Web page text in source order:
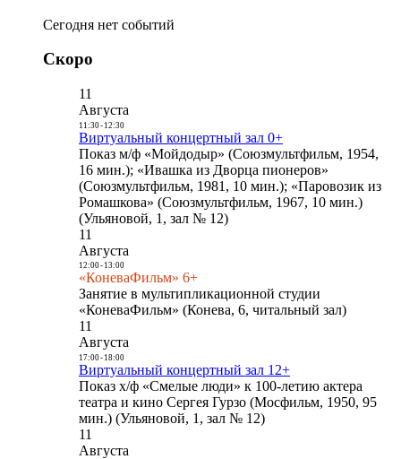
Сегодня нет событий
Скоро
11
Августа
11:30- 12:30
Виртуальный концертный зал 0+
Показ м/ф «Мойдодыр» (Союзмультфильм, 1954,
16 мин.); «Ивашка из Дворца пионеров»
(Союзмультфильм, 1981, 10 мин.); «Паровозик из
Ромашкова» (Союзмультфильм, 1967, 10 мин.)
(Ульяновой, 1, зал № 12)
11
Августа
12:00- 13:00
«КоневаФильм» 6+
Занятие в мультипликационной студии
«КоневаФильм» (Конева, 6, читальный зал)
11
Августа
17:00- 18:00
Виртуальный концертный зал 12+
Показ х/ф «Смелые люди» к 100-летию актера
театра и кино Сергея Гурзо (Мосфильм, 1950, 95
мин.) (Ульяновой, 1, зал № 12)
11
Августа